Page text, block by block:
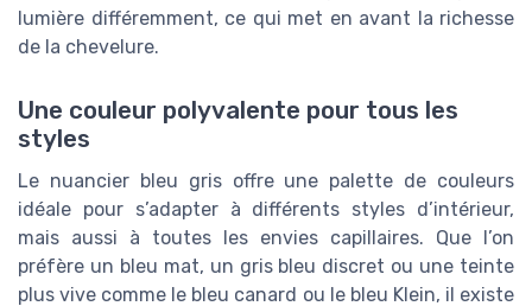
lumière différemment, ce qui met en avant la richesse
de la chevelure.
Une couleur polyvalente pour tous les
styles
Le nuancier bleu gris offre une palette de couleurs
idéale pour s’adapter à différents styles d’intérieur,
mais aussi à toutes les envies capillaires. Que l’on
préfère un bleu mat, un gris bleu discret ou une teinte
plus vive comme le bleu canard ou le bleu Klein, il existe